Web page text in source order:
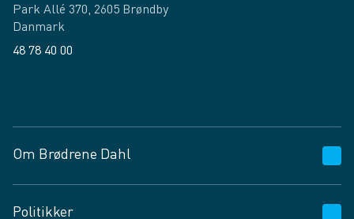
Park Allé 370, 2605 Brøndby
Danmark
48 78 40 00
Om Brødrene Dahl
Politikker